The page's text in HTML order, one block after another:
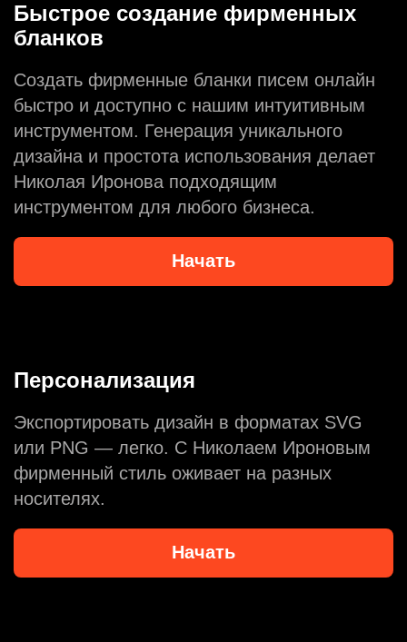
Быстрое создание фирменных
бланков
Создать фирменные бланки писем онлайн
быстро и доступно с нашим интуитивным
инструментом. Генерация уникального
дизайна и простота использования делает
Николая Иронова подходящим
инструментом для любого бизнеса.
Начать
Персонализация
Экспортировать дизайн в форматах SVG
или PNG — легко. С Николаем Ироновым
фирменный стиль оживает на разных
носителях.
Начать